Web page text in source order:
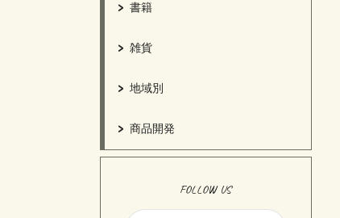
書籍
雑貨
地域別
商品開発
FOLLOW US